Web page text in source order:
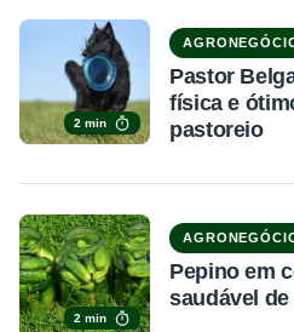
2 min
Pastor
física e
pastoreio
2 min
Pepino em
saudável